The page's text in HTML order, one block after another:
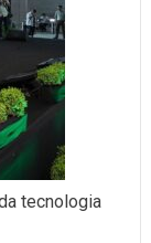
tecnologia